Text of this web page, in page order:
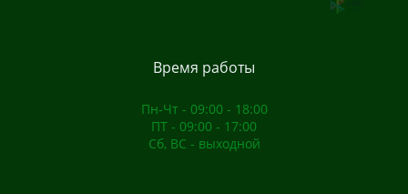
Время работы
Пн-Чт - 09:00 - 18:00
ПТ - 09:00 - 17:00
Сб, ВС - выходной